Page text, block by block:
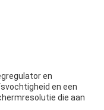
en
en een
die aan